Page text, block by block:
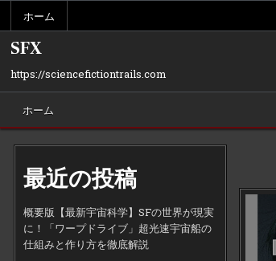
content
ホーム
SFX
https://sciencefictiontrails.com
ホーム
最近の投稿
概要版【最新宇宙科学】SFの世界が現実
に！「ワープドライブ」超光速宇宙船の
仕組みと作り方を徹底解説